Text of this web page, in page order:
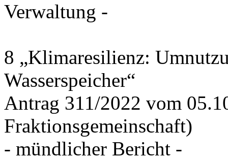
Verwaltung -
8 „Klimaresilienz:
Wasserspeicher“
Antrag 311/2022 vom
Fraktionsgemeinschaft)
- mündlicher Bericht -